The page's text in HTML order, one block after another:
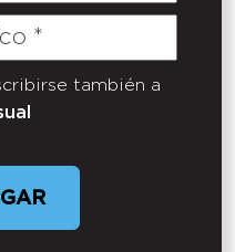
también a